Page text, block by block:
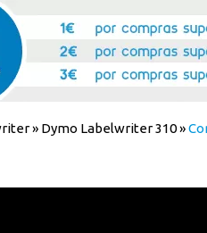
» Dymo Labelwriter 310»